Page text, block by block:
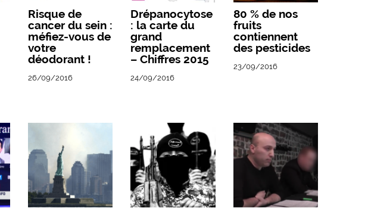
Risque de
cancer du sein :
méfiez-vous de
votre
déodorant !
26/09/2016
Drépanocytose
: la carte du
grand
remplacement
– Chiffres 2015
24/09/2016
80 % de nos
fruits
contiennent
des pesticides
23/09/2016